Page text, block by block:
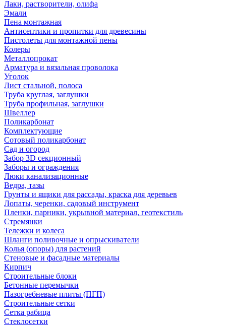
Лаки, растворители, олифа
Эмали
Пена монтажная
Антисептики и пропитки для древесины
Пистолеты для монтажной пены
Колеры
Металлопрокат
Арматура и вязальная проволока
Уголок
Лист стальной, полоса
Труба круглая, заглушки
Труба профильная, заглушки
Швеллер
Поликарбонат
Комплектующие
Сотовый поликарбонат
Сад и огород
Забор 3D секционный
Заборы и ограждения
Люки канализационные
Ведра, тазы
Грунты и ящики для рассады, краска для деревьев
Лопаты, черенки, садовый инструмент
Пленки, парники, укрывной материал, геотекстиль
Стремянки
Тележки и колеса
Шланги поливочные и опрыскиватели
Колья (опоры) для растений
Стеновые и фасадные материалы
Кирпич
Строительные блоки
Бетонные перемычки
Пазогребневые плиты (ПГП)
Строительные сетки
Сетка рабица
Стеклосетки